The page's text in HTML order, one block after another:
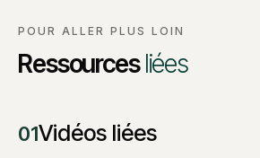
POUR ALLER PLUS LOIN
Ressourcesliées
01Vidéos liées